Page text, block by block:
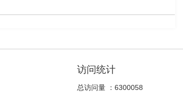
访问统计
总访问量 ： 6300058